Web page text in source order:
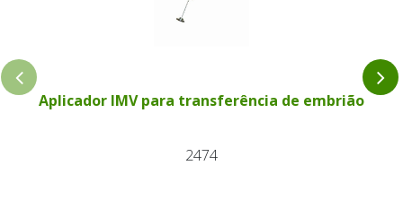
Aplicador IMV para transferência de embrião
2474